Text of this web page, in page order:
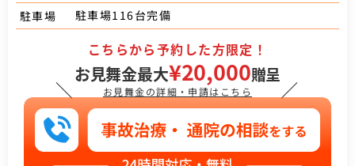
駐車場 駐車場116台完備
＼
こちらから予約した方限定！
お見舞金最大¥20,000贈呈
お見舞金の詳細・申請はこちら ／